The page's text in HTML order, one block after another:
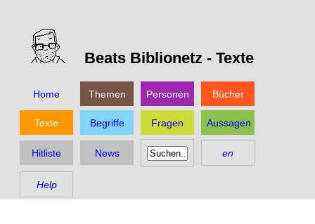
Beats Biblionetz - Texte
Home Themen Personen Bücher
Texte Begriffe Fragen Aussagen
Hitliste News en
Help